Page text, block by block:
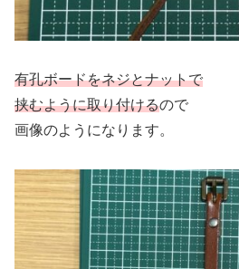
有孔ボードをネジとナットで
挟むように取り付けるので
画像のようになります。